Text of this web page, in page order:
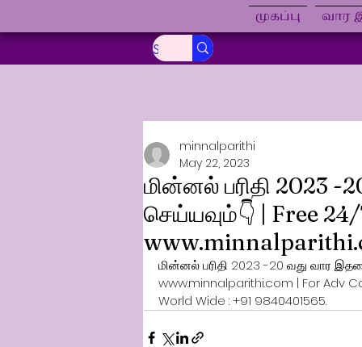
முகப்பு வார
மின்னல் பரிதி 2023 -
செய்யவும்👇 | Free
minnalparithi
May 22, 2023
மின்னல் பரிதி 2023 -20 வது வார
www.minnalparithi.com | For Adv
World Wide : +91 9840401565.